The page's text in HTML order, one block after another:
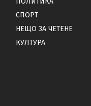
СПОРТ
НЕЩО ЗА ЧЕТЕНЕ
КУЛТУРА